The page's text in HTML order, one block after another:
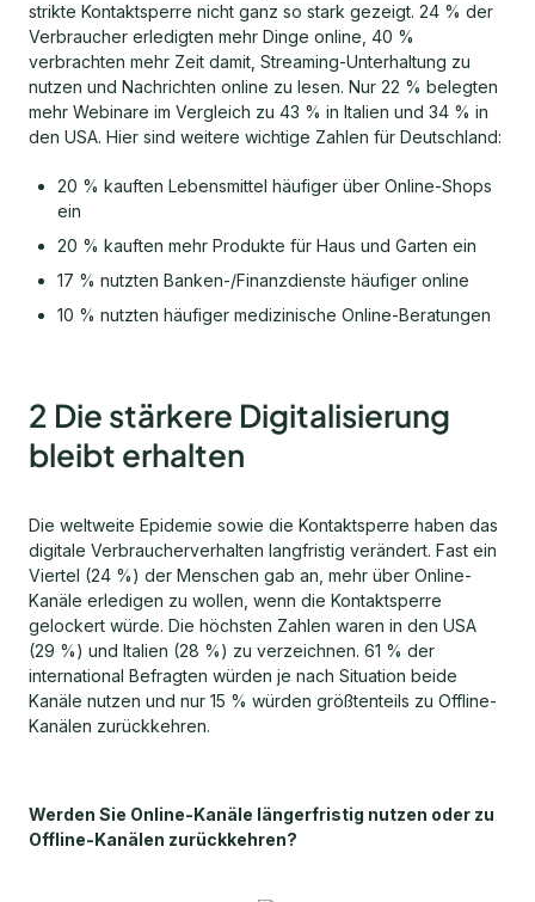
strikte Kontaktsperre nicht ganz so stark gezeigt. 24 % der
Verbraucher erledigten mehr Dinge online, 40 %
verbrachten mehr Zeit damit, Streaming-Unterhaltung zu
nutzen und Nachrichten online zu lesen. Nur 22 % belegten
mehr Webinare im Vergleich zu 43 % in Italien und 34 % in
den USA. Hier sind weitere wichtige Zahlen für Deutschland:
20 % kauften Lebensmittel häufiger über Online-Shops
ein
20 % kauften mehr Produkte für Haus und Garten ein
17 % nutzten Banken-/Finanzdienste häufiger online
10 % nutzten häufiger medizinische Online-Beratungen
2 Die stärkere Digitalisierung
bleibt erhalten
Die weltweite Epidemie sowie die Kontaktsperre haben das
digitale Verbraucherverhalten langfristig verändert. Fast ein
Viertel (24 %) der Menschen gab an, mehr über Online-
Kanäle erledigen zu wollen, wenn die Kontaktsperre
gelockert würde. Die höchsten Zahlen waren in den USA
(29 %) und Italien (28 %) zu verzeichnen. 61 % der
international Befragten würden je nach Situation beide
Kanäle nutzen und nur 15 % würden größtenteils zu Offline-
Kanälen zurückkehren.
Werden Sie Online-Kanäle längerfristig nutzen oder zu
Offline-Kanälen zurückkehren?